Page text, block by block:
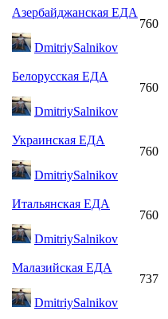
Азербайджанская ЕДА
DmitriySalnikov
760
Белорусская ЕДА
DmitriySalnikov
760
Украинская ЕДА
DmitriySalnikov
760
Итальянская ЕДА
DmitriySalnikov
760
Малазийская ЕДА
DmitriySalnikov
737